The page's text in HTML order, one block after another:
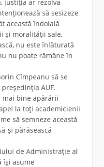
justiția ar rezolva
să sesizeze
această îndoială
și moralității sale,
nu este înlăturată
nu poate rămâne în
Cîmpeanu să se
AUF.
mai bine apărării
la toți academicienii
să semneze această
și părăsească
de Administrație al
își asume